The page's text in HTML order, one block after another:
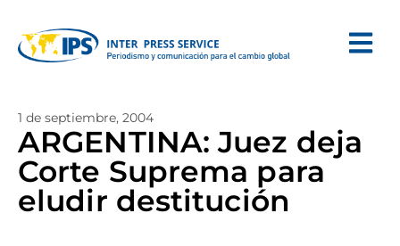
1 de septiembre, 2004
ARGENTINA: Juez deja
Corte Suprema para
eludir destitución